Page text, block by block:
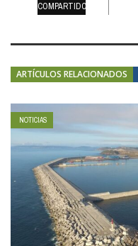
COMPARTIDOS
ARTÍCULOS RELACIONADOS
NOTICIAS